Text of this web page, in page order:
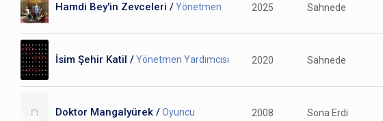
Hamdi Bey'in Zevceleri /Yönetmen 2025 Sahnede
İsim Şehir Katil /Yönetmen Yardımcısı 2020 Sahnede
Doktor Mangalyürek /Oyuncu 2008 Sona Erdi